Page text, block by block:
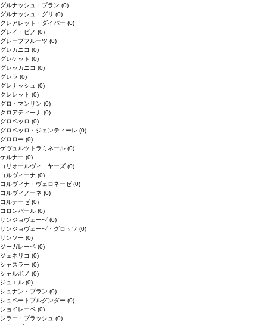
グルナッシュ・ブラン (0)
グルナッシュ・グリ (0)
クレアレット・ダイバー (0)
グレイ・ピノ (0)
グレープフルーツ (0)
グレカニコ (0)
グレケット (0)
グレッカニコ (0)
グレラ (0)
グレナッシュ (0)
クレレット (0)
グロ・マンサン (0)
クロアティーナ (0)
グロペッロ (0)
グロペッロ・ジェンティーレ (0)
グロロー (0)
ゲヴュルツトラミネール (0)
ケルナー (0)
コリオールヴィニヤーズ (0)
コルヴィーナ (0)
コルヴィナ・ヴェロネーゼ (0)
コルヴィノーネ (0)
コルテーゼ (0)
コロンバール (0)
サンジョヴェーゼ (0)
サンジョヴェーゼ・グロッソ (0)
サンソー (0)
ジーガレーベ (0)
ジェネリコ (0)
シャスラー (0)
シャルボノ (0)
ジュエル (0)
シュナン・ブラン (0)
シュペートブルグンダー (0)
ショイレーベ (0)
シラー・ブラッシュ (0)